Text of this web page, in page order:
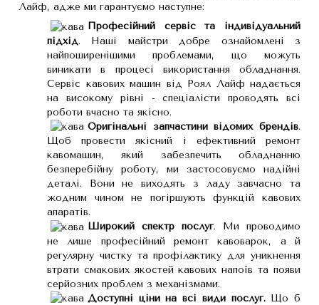
Лайф, адже ми гарантуємо наступне:
Професійний сервіс та індивідуальний
підхід. Наші майстри добре ознайомлені з
найпоширенішими проблемами, що можуть
виникати в процесі використання обладнання.
Сервіс кавових машин від Роял Лайф надається
на високому рівні - спеціалісти проводять всі
роботи вчасно та якісно.
Оригінальні запчастини відомих брендів.
Щоб провести якісний і ефективний ремонт
кавомашин, який забезпечить обладнанню
безперебійну роботу, ми застосовуємо надійні
деталі. Вони не виходять з ладу завчасно та
жодним чином не погіршують функцій кавових
апаратів.
Широкий спектр послуг. Ми проводимо
не лише професійний ремонт кавоварок, а й
регулярну чистку та профілактику для уникнення
втрати смакових якостей кавових напоїв та появи
серйозних проблем з механізмами.
Доступні ціни на всі види послуг.Що б